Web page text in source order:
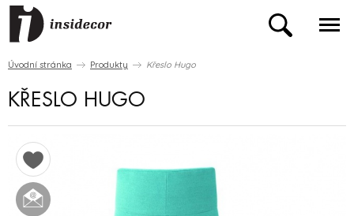
Úvodní stránka Produkty Křeslo Hugo
KŘESLO HUGO